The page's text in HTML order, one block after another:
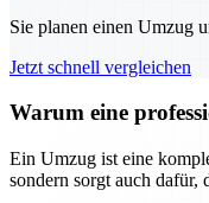
Sie planen einen Umzug
Jetzt schnell vergleichen
Warum eine
Ein Umzug ist eine
sondern sorgt auch dafür,